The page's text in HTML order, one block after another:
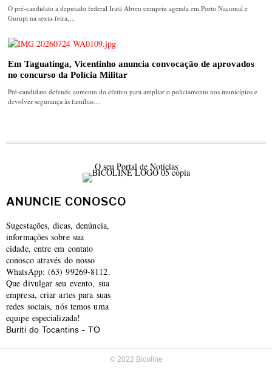
O pré-candidato a deputado federal Iratã Abreu cumpriu agenda em Porto Nacional e
Gurupi na sexta-feira,…
Em Taguatinga, Vicentinho anuncia convocação de aprovados
no concurso da Polícia Militar
Pré-candidato defende aumento do efetivo para ampliar o policiamento nos municípios e
devolver segurança às famílias…
O seu Portal de Notícias
ANUNCIE CONOSCO
Sugestações, dicas, denúncia,
informações sobre sua
cidade, entre em contato
conosco através do nosso
WhatsApp: (63) 99269-8112.
Que divulgar seu evento, sua
empresa, criar artes para suas
redes sociais, nós temos uma
equipe especializada!
Buriti do Tocantins - TO
© 2022 Bicoline